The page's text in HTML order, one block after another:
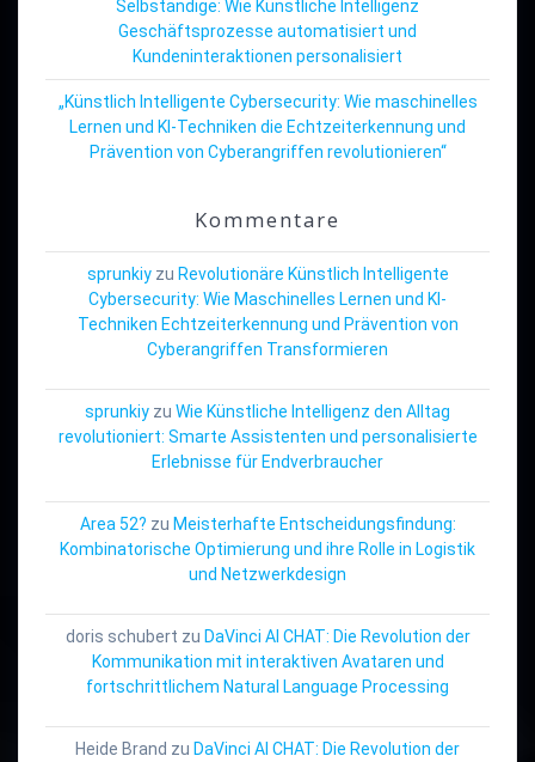
Selbständige: Wie Künstliche Intelligenz
Geschäftsprozesse automatisiert und
Kundeninteraktionen personalisiert
„Künstlich Intelligente Cybersecurity: Wie maschinelles
Lernen und KI-Techniken die Echtzeiterkennung und
Prävention von Cyberangriffen revolutionieren“
Kommentare
sprunkiyzu Revolutionäre Künstlich Intelligente
Cybersecurity: Wie Maschinelles Lernen und KI-
Techniken Echtzeiterkennung und Prävention von
Cyberangriffen Transformieren
sprunkiy zu Wie Künstliche Intelligenz den Alltag
revolutioniert: Smarte Assistenten und personalisierte
Erlebnisse für Endverbraucher
Area 52? zu Meisterhafte Entscheidungsfindung:
Kombinatorische Optimierung und ihre Rolle in Logistik
und Netzwerkdesign
doris schubert zu DaVinci AI CHAT: Die Revolution der
Kommunikation mit interaktiven Avataren und
fortschrittlichem Natural Language Processing
Heide Brand zu DaVinci AI CHAT: Die Revolution der